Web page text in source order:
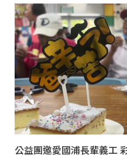
公益團邀愛國浦長輩義工